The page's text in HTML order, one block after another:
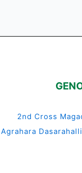
2nd Cross
Agrahara